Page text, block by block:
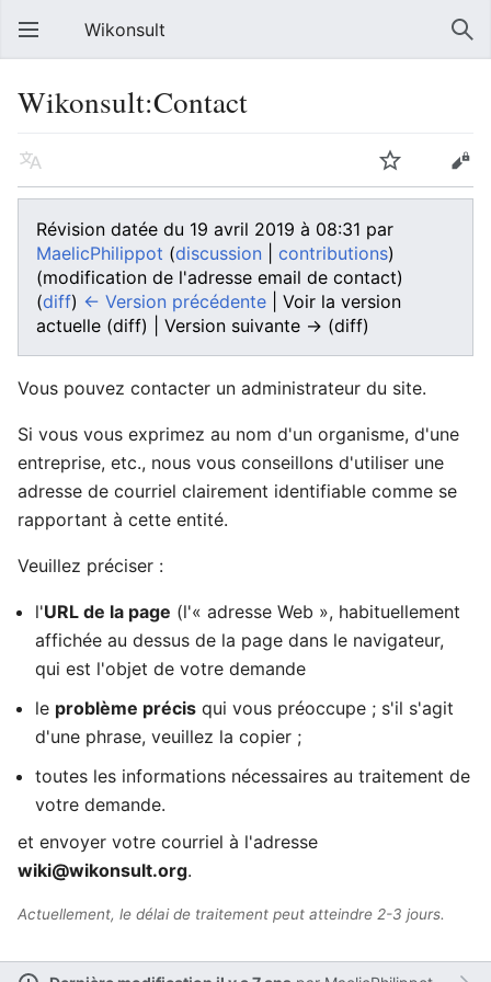
Wikonsult
Wikonsult:Contact
Lire Suivre
Révision datée du 19 avril 2019 à 08:31 par
MaelicPhilippot (discussion contributions)
(modification de l'adresse email de contact)
(diff) ← Version précédente | Voir la version
actuelle (diff) | Version suivante → (diff)
Vous pouvez contacter un administrateur du site.
Si vous vous exprimez au nom d'un organisme, d'une
entreprise, etc., nous vous conseillons d'utiliser une
adresse de courriel clairement identifiable comme se
rapportant à cette entité.
Veuillez préciser :
l'URL de la page (l'« adresse Web », habituellement
affichée au dessus de la page dans le navigateur,
qui est l'objet de votre demande
le problème précis qui vous préoccupe ; s'il s'agit
d'une phrase, veuillez la copier ;
toutes les informations nécessaires au traitement de
votre demande.
et envoyer votre courriel à l'adresse
wiki@wikonsult.org.
Actuellement, le délai de traitement peut atteindre 2-3 jours.